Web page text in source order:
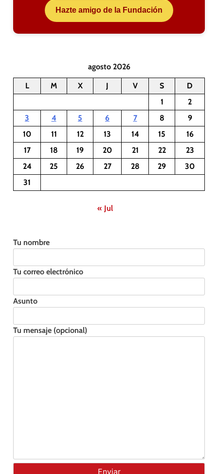
Hazte amigo de la Fundación
agosto 2026
L M X J V S
D
1
2
3
4 5 6 7 8
9
10
11 12 13 14 15
16
17
18 19 20 21 22
23
24
25 26 27 28 29
30
31
« Jul
Tu nombre
Tu correo electrónico
Asunto
Tu mensaje (opcional)